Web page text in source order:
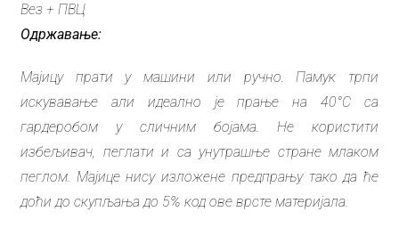
Вез + ПВЦ
Одржавање:
Мајицу прати у машини или ручно. Памук трпи
искувавање али идеално је прање на 40°C са
гардеробом у сличним бојама. Не користити
избељивач, пеглати и са унутрашње стране млаком
пеглом. Мајице нису изложене предпрању тако да ће
доћи до скупљања до 5% код ове врсте материјала.